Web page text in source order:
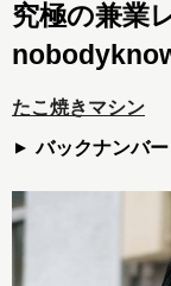
究極の兼業
たこ焼きマシン
バックナンバー